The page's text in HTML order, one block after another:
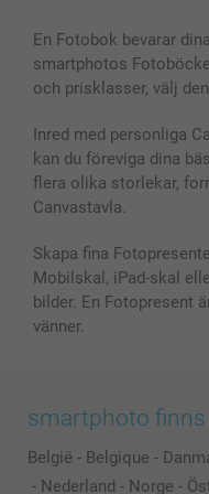
Skal till Mobil &
MyNameBook
Fotoramar & Tillbehör
Presentkort
Alla fotoprodukter
Sitemap
Villkor och garantier
smartbonus
Priser & betalning
En Fotobok bevarar
smartphotos
och prisklasser, välj
Inred med personliga
kan du föreviga dina
flera olika storlekar,
Canvastavla.
Skapa fina
Mobilskal, iPad-skal
bilder. En Fotopresent
vänner.
smartphoto finns
België - Belgique -
- Nederland - Norge -